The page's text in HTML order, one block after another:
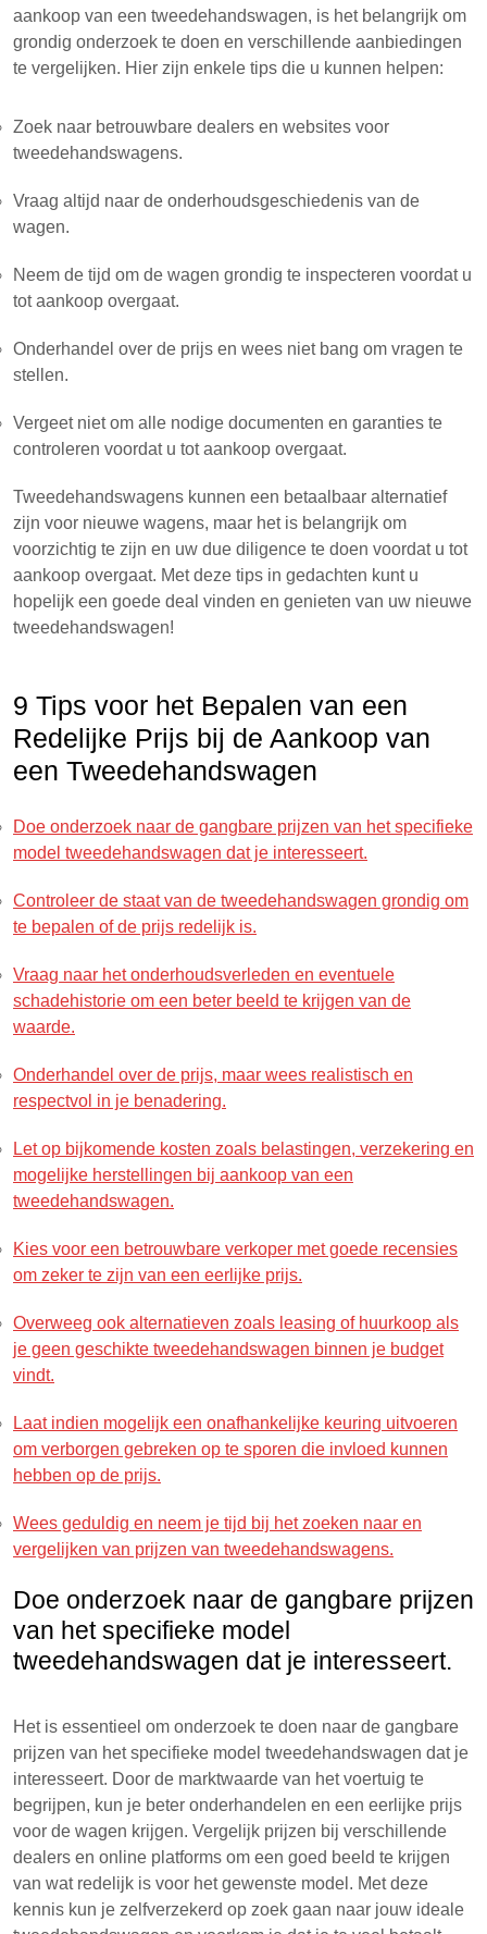
aankoop van een tweedehandswagen, is het belangrijk om
grondig onderzoek te doen en verschillende aanbiedingen
te vergelijken. Hier zijn enkele tips die u kunnen helpen:
Zoek naar betrouwbare dealers en websites voor
tweedehandswagens.
Vraag altijd naar de onderhoudsgeschiedenis van de
wagen.
Neem de tijd om de wagen grondig te inspecteren voordat u
tot aankoop overgaat.
Onderhandel over de prijs en wees niet bang om vragen te
stellen.
Vergeet niet om alle nodige documenten en garanties te
controleren voordat u tot aankoop overgaat.
Tweedehandswagens kunnen een betaalbaar alternatief
zijn voor nieuwe wagens, maar het is belangrijk om
voorzichtig te zijn en uw due diligence te doen voordat u tot
aankoop overgaat. Met deze tips in gedachten kunt u
hopelijk een goede deal vinden en genieten van uw nieuwe
tweedehandswagen!
9 Tips voor het Bepalen van een
Redelijke Prijs bij de Aankoop van
een Tweedehandswagen
Doe onderzoek naar de gangbare prijzen van het specifieke
model tweedehandswagen dat je interesseert.
Controleer de staat van de tweedehandswagen grondig om
te bepalen of de prijs redelijk is.
Vraag naar het onderhoudsverleden en eventuele
schadehistorie om een beter beeld te krijgen van de
waarde.
Onderhandel over de prijs, maar wees realistisch en
respectvol in je benadering.
Let op bijkomende kosten zoals belastingen, verzekering en
mogelijke herstellingen bij aankoop van een
tweedehandswagen.
Kies voor een betrouwbare verkoper met goede recensies
om zeker te zijn van een eerlijke prijs.
Overweeg ook alternatieven zoals leasing of huurkoop als
je geen geschikte tweedehandswagen binnen je budget
vindt.
Laat indien mogelijk een onafhankelijke keuring uitvoeren
om verborgen gebreken op te sporen die invloed kunnen
hebben op de prijs.
Wees geduldig en neem je tijd bij het zoeken naar en
vergelijken van prijzen van tweedehandswagens.
Doe onderzoek naar de gangbare prijzen
van het specifieke model
tweedehandswagen dat je interesseert.
Het is essentieel om onderzoek te doen naar de gangbare
prijzen van het specifieke model tweedehandswagen dat je
interesseert. Door de marktwaarde van het voertuig te
begrijpen, kun je beter onderhandelen en een eerlijke prijs
voor de wagen krijgen. Vergelijk prijzen bij verschillende
dealers en online platforms om een goed beeld te krijgen
van wat redelijk is voor het gewenste model. Met deze
kennis kun je zelfverzekerd op zoek gaan naar jouw ideale